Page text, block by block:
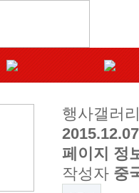
행사갤러
페이지 정
작성자 중